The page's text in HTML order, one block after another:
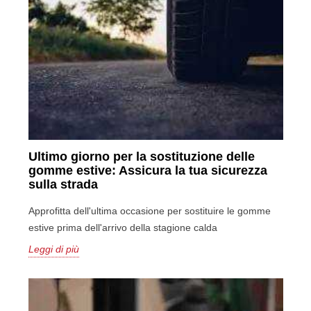
Ultimo giorno per la sostituzione delle
gomme estive: Assicura la tua sicurezza
sulla strada
Approfitta dell'ultima occasione per sostituire le gomme
estive prima dell'arrivo della stagione calda
Leggi di più